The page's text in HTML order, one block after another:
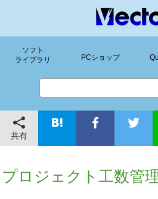
ソフト
ライブラリ
PCショップ
共有
プロジェクト工数管